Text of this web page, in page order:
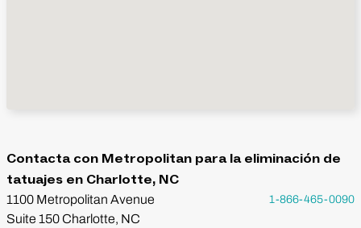
Contacta con Metropolitan para la eliminación de
tatuajes en Charlotte, NC
1100 Metropolitan Avenue
Suite 150 Charlotte, NC
1-866-465-0090